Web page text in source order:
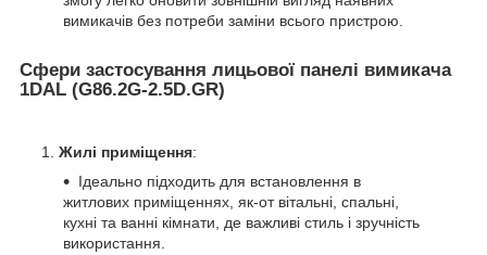
вимикачів без потреби заміни всього пристрою.
Сфери застосування лицьової панелі вимикача
1DAL (G86.2G-2.5D.GR)
Жилі приміщення:
Ідеально підходить для встановлення в
житлових приміщеннях, як-от вітальні, спальні,
кухні та ванні кімнати, де важливі стиль і зручність
використання.